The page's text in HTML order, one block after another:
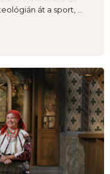
át a sport, ...